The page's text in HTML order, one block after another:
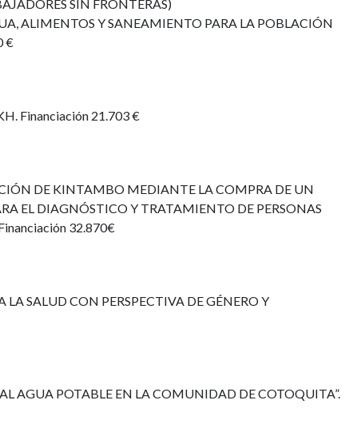
SIN FRONTERAS)
ALIMENTOS Y SANEAMIENTO PARA LA POBLACIÓN
€
Financiación 21.703 €
DE KINTAMBO MEDIANTE LA COMPRA DE UN
EL DIAGNÓSTICO Y TRATAMIENTO DE PERSONAS
32.870€
SALUD CON PERSPECTIVA DE GÉNERO Y
AGUA POTABLE EN LA COMUNIDAD DE COTOQUITA”.